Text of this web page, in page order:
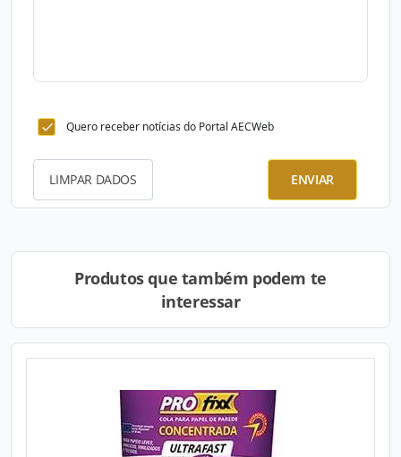
Quero receber notícias do Portal AECWeb
LIMPAR DADOS ENVIAR
Produtos que também podem te
interessar